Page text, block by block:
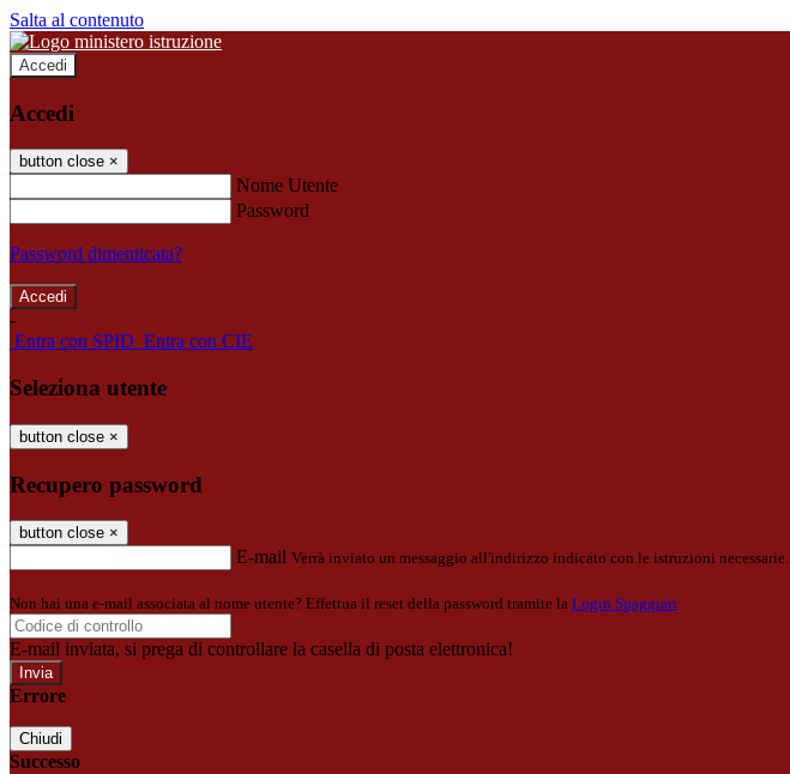
Salta al contenuto
Accedi
Accedi
button close ×
Nome Utente
Password
Password dimenticata?
-
Entra con SPID Entra con CIE
Seleziona utente
button close ×
Recupero password
button close ×
E-mail Verrà inviato un messaggio all'indirizzo indicato con le istruzioni necessarie.
Non hai una e-mail associata al nome utente? Effettua il reset della password tramite la Login Spaggiari
E-mail inviata, si prega di controllare la casella di posta elettronica!
Errore
Chiudi
Successo